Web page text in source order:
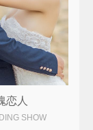
恋人
SHOW